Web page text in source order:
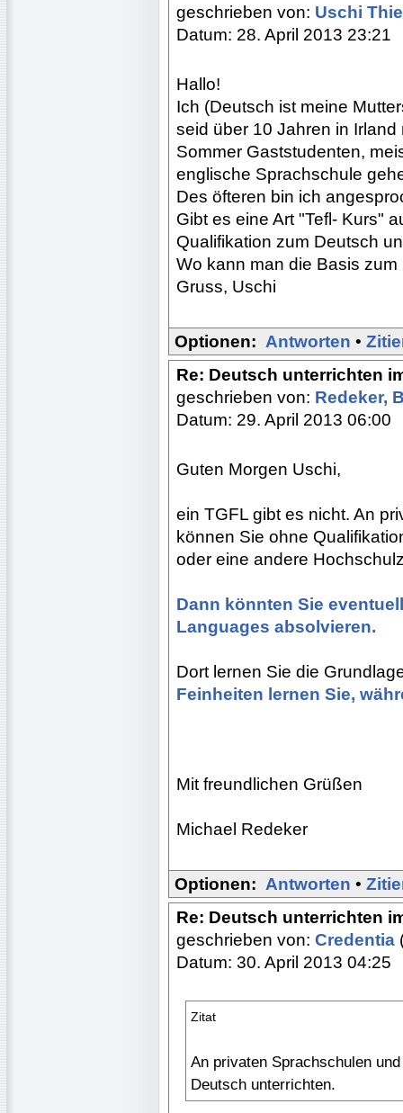
geschrieben von: Uschi
Datum: 28. April 2013 23:21
Hallo!
Ich (Deutsch ist meine
seid über 10 Jahren in
Sommer Gaststudenten,
englische Sprachschule
Des öfteren bin ich
Gibt es eine Art "Tefl- Kurs"
Qualifikation zum Deutsch
Wo kann man die Basis
Gruss, Uschi
Optionen: Antworten •
Re: Deutsch unterrichten
geschrieben von: Redeker,
Datum: 29. April 2013 06:00
Guten Morgen Uschi,
ein TGFL gibt es nicht. An
können Sie ohne
oder eine andere
Dann könnten Sie
Languages absolvieren.
Dort lernen Sie die
Feinheiten lernen Sie,
Mit freundlichen Grüßen
Michael Redeker
Optionen: Antworten •
Re: Deutsch unterrichten
geschrieben von: Credentia
Datum: 30. April 2013 04:25
Zitat
An privaten Sprachschulen
Deutsch unterrichten.